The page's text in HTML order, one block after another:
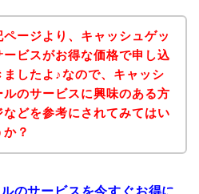
ージより、キャッシュゲッ
ービスがお得な価格で申し込
したよ♪なので、キャッシ
ルのサービスに興味のある方
などを参考にされてみてはい
？